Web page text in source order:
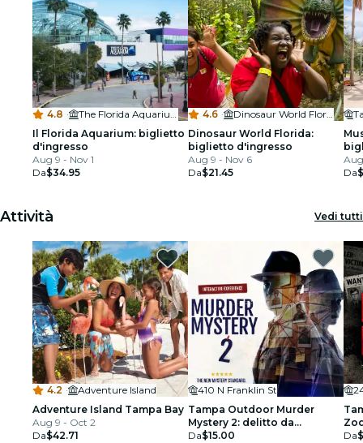
4.8 ·
The Florida Aquarium
Il Florida Aquarium: biglietto
d'ingresso
Aug 9 - Nov 1
Da$34.95
4.6 ·
Dinosaur World Florida
Dinosaur World Florida:
biglietto d'ingresso
Aug 9 - Nov 6
Da$21.45
Da
Attività Vedi tutti
4.2 ·
Adventure Island
Adventure Island Tampa Bay
Aug 9 - Oct 2
Da$42.71
410 N Franklin St
Tampa Outdoor Murder
Mystery 2: delitto da
appuntamento
Da$15.00
Da